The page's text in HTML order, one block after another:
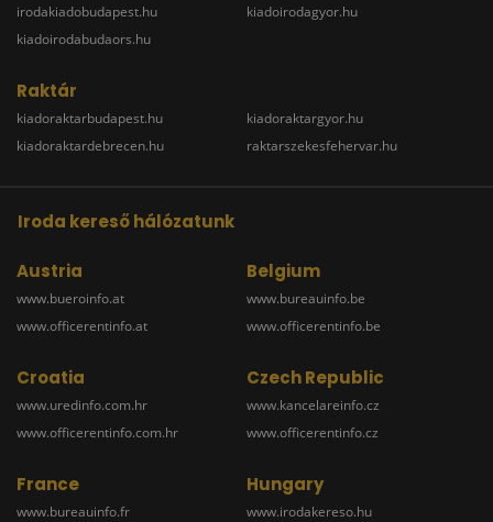
irodakiadobudapest.hu
kiadoirodabudaors.hu
kiadoirodagyor.hu
Raktár
kiadoraktarbudapest.hu
kiadoraktardebrecen.hu
kiadoraktargyor.hu
raktarszekesfehervar.hu
Iroda kereső hálózatunk
Austria
www.bueroinfo.at
www.officerentinfo.at
Belgium
www.bureauinfo.be
www.officerentinfo.be
Croatia
www.uredinfo.com.hr
www.officerentinfo.com.hr
Czech Republic
www.kancelareinfo.cz
www.officerentinfo.cz
France
www.bureauinfo.fr
Hungary
www.irodakereso.hu